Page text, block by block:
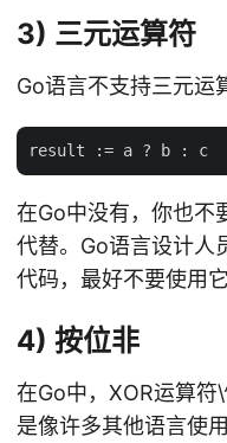
3) 三元运算符
Go语言不支持三元运
在Go中没有，你也不
代替。Go语言设计人
代码，最好不要使用它
4) 按位非
在Go中，XOR运算符
是像许多其他语言使用